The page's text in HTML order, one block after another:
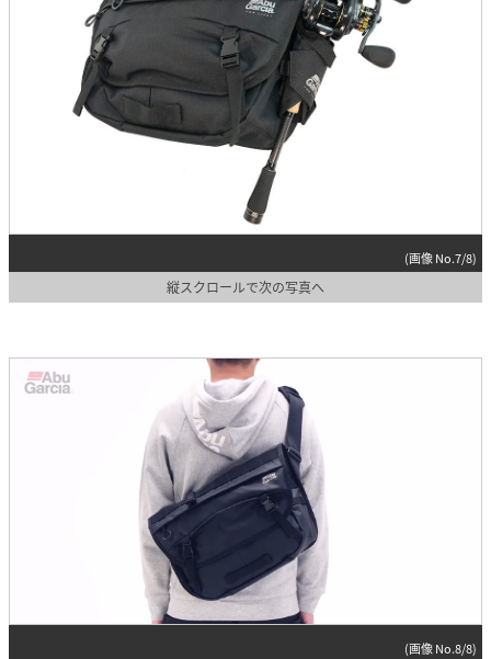
(画像 No.7/8)
縦スクロールで次の写真へ
(画像 No.8/8)